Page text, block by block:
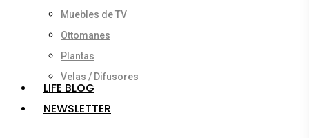
Muebles de TV
Ottomanes
Plantas
Velas / Difusores
LIFE BLOG
NEWSLETTER